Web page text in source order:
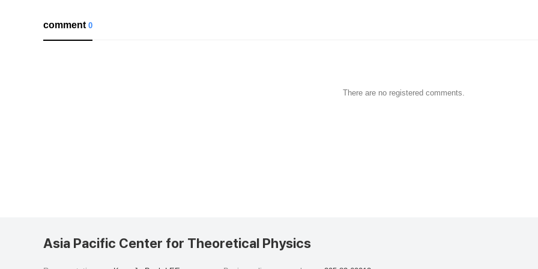
comment0
There are no registered comments.
Asia Pacific Center for Theoretical Physics